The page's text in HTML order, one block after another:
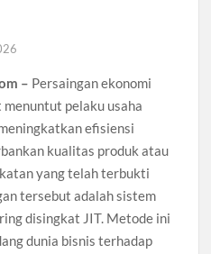
– Persaingan ekonomi
pelaku usaha
efisiensi
kualitas produk atau
yang telah terbukti
tersebut adalah sistem
disingkat JIT. Metode ini
dunia bisnis terhadap